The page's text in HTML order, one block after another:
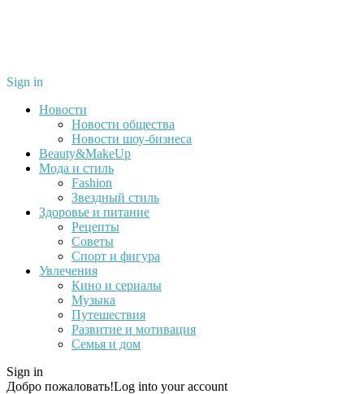
Sign in
Новости
Новости общества
Новости шоу-бизнеса
Beauty&MakeUp
Мода и стиль
Fashion
Звездный стиль
Здоровье и питание
Рецепты
Советы
Спорт и фигура
Увлечения
Кино и сериалы
Музыка
Путешествия
Развитие и мотивация
Семья и дом
Sign in
Добро пожаловать!Log into your account